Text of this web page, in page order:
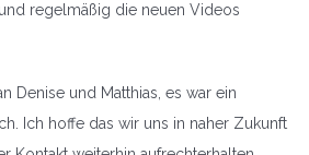
und regelmäßig die neuen Videos
Denise und Matthias, es war ein
Ich hoffe das wir uns in naher Zukunft